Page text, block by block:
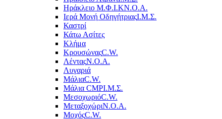
Ηράκλειο Μ.Φ.Ι.ΚΝ.Ο.Α.
Ιερά Μονή ΟδηγήτριαςΙ.Μ.Σ.
Καστρί
Κάτω Ασίτες
Κλήμα
ΚρουσώναςC.W.
ΛένταςΝ.Ο.Α.
Λυγαριά
ΜάλιαC.W.
Μάλια CMPΙ.Μ.Σ.
ΜεσοχωριόC.W.
ΜεταξοχώριΝ.Ο.Α.
ΜοχόςC.W.